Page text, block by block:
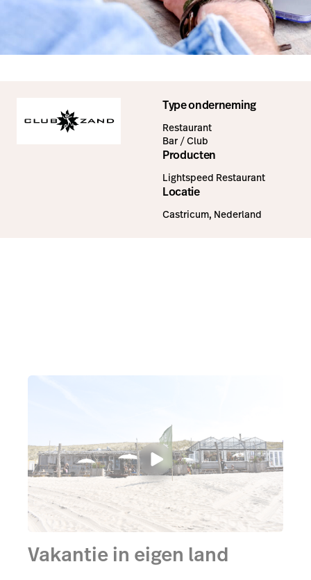
Type onderneming
Restaurant
Bar / Club
Producten
Lightspeed Restaurant
Locatie
Castricum, Nederland
Vakantie in eigen land